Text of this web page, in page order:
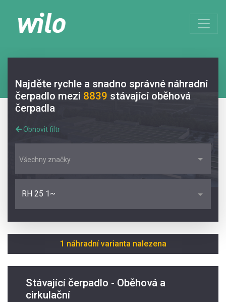
Najděte rychle a snadno správné náhradní
čerpadlo mezi 8839 stávající oběhová
čerpadla
Obnovit filtr
Všechny značky
RH 25 1~
1 náhradní varianta nalezena
Stávající čerpadlo - Oběhová a
cirkulační